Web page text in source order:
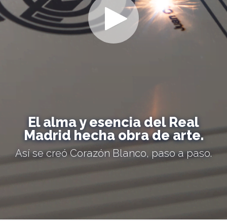
El alma y esencia del Real
Madrid hecha obra de arte.
Así se creó Corazón Blanco, paso a paso.